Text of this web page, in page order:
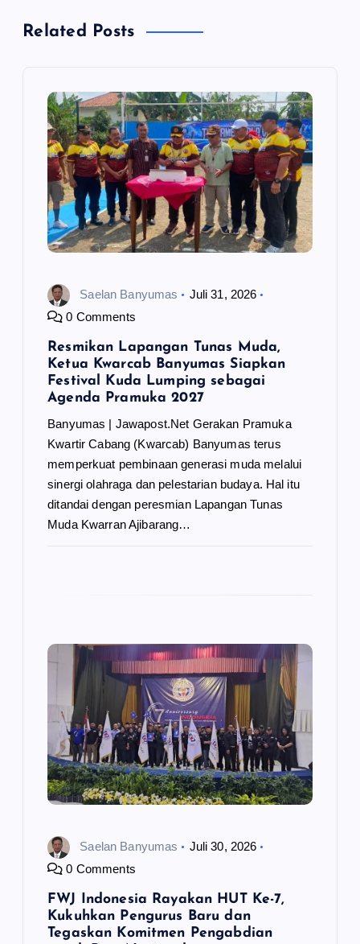
sRelated Posts
Saelan Banyumas
Juli 31, 2026
0 Comments
Resmikan Lapangan Tunas Muda,
Ketua Kwarcab Banyumas Siapkan
Festival Kuda Lumping sebagai
Agenda Pramuka 2027
Banyumas | Jawapost.Net Gerakan Pramuka
Kwartir Cabang (Kwarcab) Banyumas terus
memperkuat pembinaan generasi muda melalui
sinergi olahraga dan pelestarian budaya. Hal itu
ditandai dengan peresmian Lapangan Tunas
Muda Kwarran Ajibarang…
Saelan Banyumas
Juli 30, 2026
0 Comments
FWJ Indonesia Rayakan HUT Ke-7,
Kukuhkan Pengurus Baru dan
Tegaskan Komitmen Pengabdian